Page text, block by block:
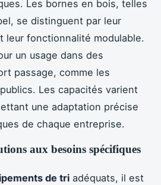
Les bornes en bois, telles
se distinguent par leur
leur fonctionnalité modulable.
un usage dans des
passage, comme les
Les capacités varient
une adaptation précise
de chaque entreprise.
aux besoins spécifiques
de tri adéquats, il est